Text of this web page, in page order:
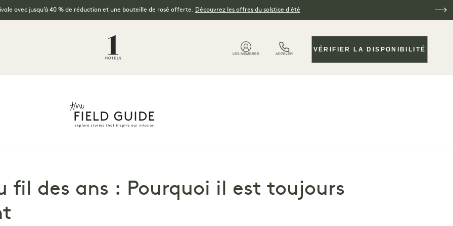
avec jusqu’à 40 % de réduction et une bouteille de rosé offerte. Découvrez les offres du solstice d'été
LES MEMBRES APPELER
VÉRIFIER LA DISPONIBILITÉ
fil des ans : Pourquoi il est toujours